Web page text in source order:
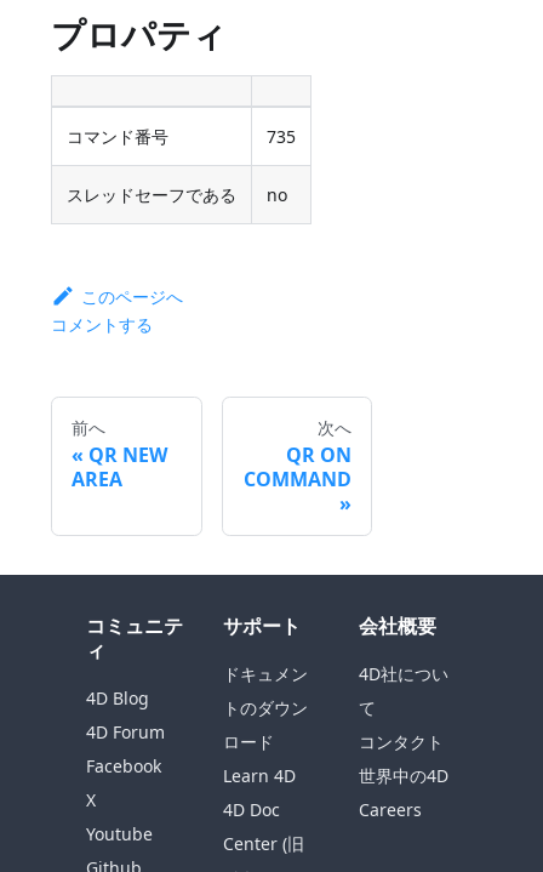
プロパティ
コマンド番号 735
スレッドセーフである no
このページへ
コメントする
前へ
QR NEW
AREA
次へ
QR ON
COMMAND
コミュニテ
ィ
4D Blog
4D Forum
Facebook
X
Youtube
サポート
ドキュメン
トのダウン
ロード
Learn 4D
4D Doc
Center (旧
会社概要
4D社につい
て
コンタクト
世界中の4D
Careers